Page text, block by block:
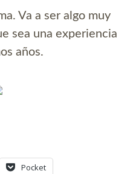
Va a ser algo muy
sea una experiencia
años.
Pocket